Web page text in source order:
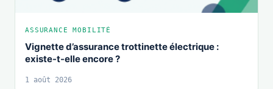
ASSURANCE MOBILITÉ
Vignette d’assurance trottinette électrique :
existe-t-elle encore ?
1 août 2026